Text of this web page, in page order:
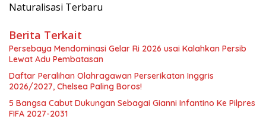
Naturalisasi Terbaru
Berita Terkait
Persebaya Mendominasi Gelar Ri 2026 usai Kalahkan Persib
Lewat Adu Pembatasan
Daftar Peralihan Olahragawan Perserikatan Inggris
2026/2027, Chelsea Paling Boros!
5 Bangsa Cabut Dukungan Sebagai Gianni Infantino Ke Pilpres
FIFA 2027-2031